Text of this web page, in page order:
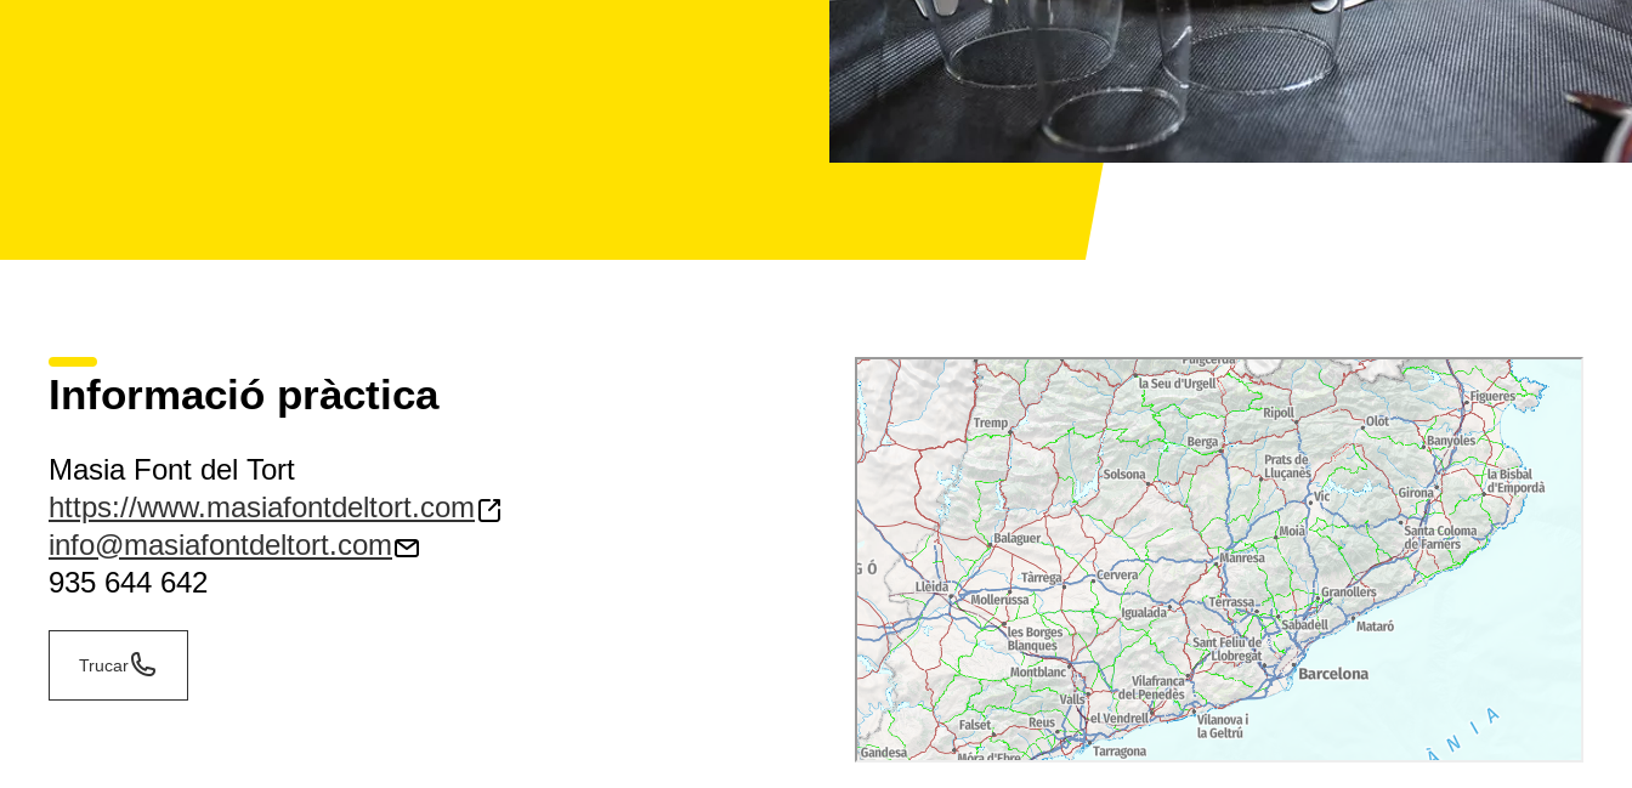
Informació pràctica
Masia Font del Tort
https://www.masiafontdeltort.com
info@masiafontdeltort.com
935 644 642
Trucar